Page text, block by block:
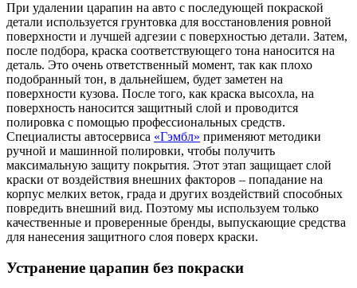
При удалении царапин на авто с последующей покраской
детали используется грунтовка для восстановления ровной
поверхности и лучшей адгезии с поверхностью детали. Затем,
после подбора, краска соответствующего тона наносится на
деталь. Это очень ответственный момент, так как плохо
подобранный тон, в дальнейшем, будет заметен на
поверхности кузова. После того, как краска высохла, на
поверхность наносится защитный слой и проводится
полировка с помощью профессиональных средств.
Специалисты автосервиса «Гэмбл» применяют методики
ручной и машинной полировки, чтобы получить
максимальную защиту покрытия. Этот этап защищает слой
краски от воздействия внешних факторов – попадание на
корпус мелких веток, града и других воздействий способных
повредить внешний вид. Поэтому мы используем только
качественные и проверенные бренды, выпускающие средства
для нанесения защитного слоя поверх краски.
Устранение царапин без покраски